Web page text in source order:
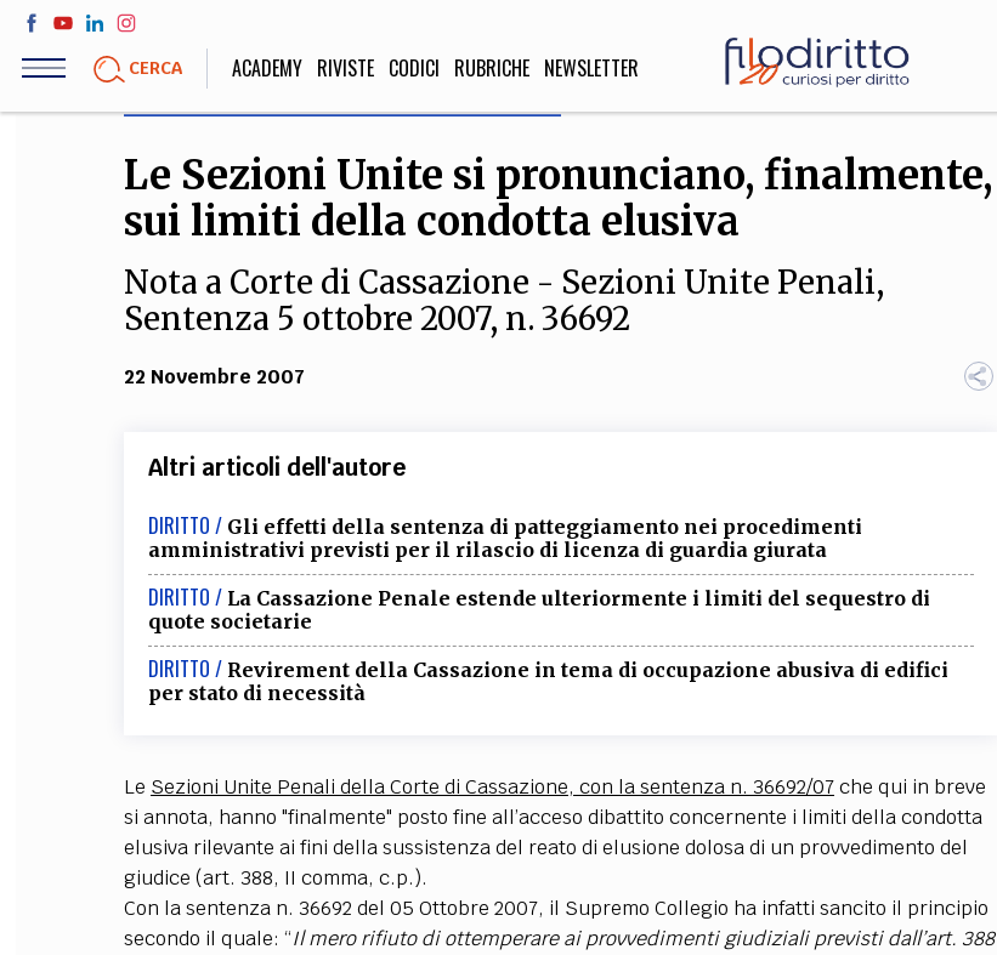
Salta
contenuto
CERCA ACADEMY RIVISTE CODICI RUBRICHE NEWSLETTER
LIFE STYLE
Sport, Cucina, Viaggi,
SOCIETÀ
Politica, Attualità,
TEAM
FILODIRITTO REDAZIONE COMITATO SCIENTIFICO AUTORI CURATORI FOTOGRAFI
EXTRA
SOCIAL MEDIA
Le Sezioni Unite si pronunciano, finalmente,
sui limiti della condotta elusiva
Nota a Corte di Cassazione - Sezioni Unite Penali,
Sentenza 5 ottobre 2007, n. 36692
22 Novembre 2007
Altri articoli dell'autore
DIRITTO / Gli effetti della sentenza di patteggiamento nei procedimenti
amministrativi previsti per il rilascio di licenza di guardia giurata
DIRITTO / La Cassazione Penale estende ulteriormente i limiti del sequestro di
quote societarie
DIRITTO / Revirement della Cassazione in tema di occupazione abusiva di edifici
per stato di necessità
Le Sezioni Unite Penali della Corte di Cassazione, con la sentenza n. 36692/07che qui in breve
si annota, hanno "finalmente" posto fine all’acceso dibattito concernente i limiti della condotta
elusiva rilevante ai fini della sussistenza del reato di elusione dolosa di un provvedimento del
giudice (art. 388, II comma, c.p.).
Con la sentenza n. 36692 del 05 Ottobre 2007, il Supremo Collegio ha infatti sancito il principio
secondo il quale: “Il mero rifiuto di ottemperare ai provvedimenti giudiziali previsti dall’art. 388